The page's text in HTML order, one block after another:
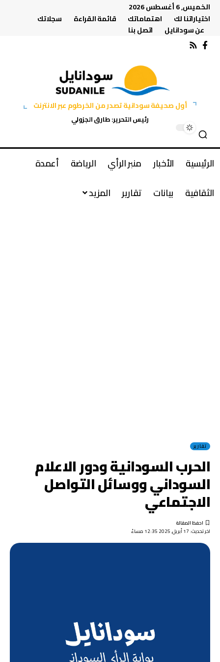
الخميس, 6 أغسطس 2026
اختياراتنا لك
اهتماماتك قائمة القراءة
سجلاتك
عن سودانايل
اتصل بنا
أول صحيفة سودانية تصدر من الخرطوم عبر الانترنت
رئيس التحرير: طارق الجزولي
الرئيسية الأخبار منبر الرأي الرياضة
أعمدة
الثقافية
بيانات تقارير المزيد
تقارير
الحرب السودانية ودور الاعلام
السوداني ووسائل التواصل
الاجتماعي
اخر تحديث: 17 أبريل, 2025 12:35 مساءً